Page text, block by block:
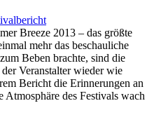
Breeze 2013 – das größte
mehr das beschauliche
Beben brachte, sind die
Veranstalter wieder wie
Bericht die Erinnerungen an
Atmosphäre des Festivals wach